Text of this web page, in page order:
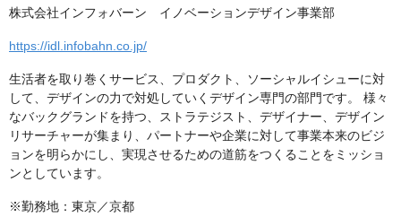
株式会社インフォバーン イノベーションデザイン事業部
https://idl.infobahn.co.jp/
生活者を取り巻くサービス、プロダクト、ソーシャルイシューに対
して、デザインの力で対処していくデザイン専門の部門です。 様々
なバックグランドを持つ、ストラテジスト、デザイナー、デザイン
リサーチャーが集まり、パートナーや企業に対して事業本来のビジ
ョンを明らかにし、実現させるための道筋をつくることをミッショ
ンとしています。
※勤務地：東京／京都